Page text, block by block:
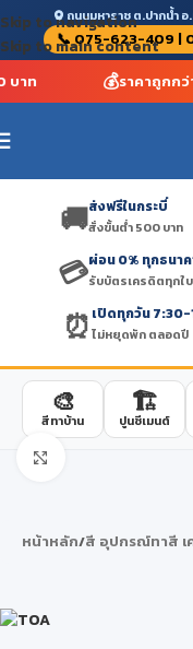
Skip to navigation
Skip to main content
ถนนมหาราช ต.ปากน้ำ อ
📞 075-623-409 |
บาท 💰ราคาถูกกว่
🚚ส่งฟรีในกระบี่
สั่งขั้นต่ำ 500 บาท
💳ผ่อน 0% ทุกธนา
รับบัตรเครดิตทุกใบ
⏰ เปิดทุกวัน
ไม่หยุดพัก ตลอดปี
🎨
สีทาบ้าน
🏗️
ปูนซีเมนต์
Click to enlarge
หน้าหลัก/สี อุปกรณ์ทาสี